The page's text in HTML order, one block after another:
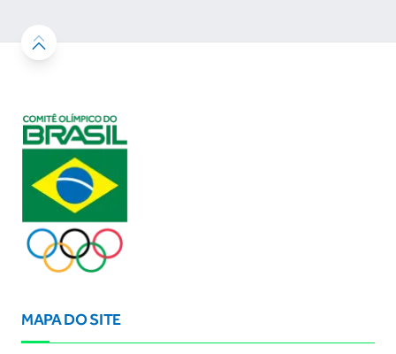
MAPA DO SITE